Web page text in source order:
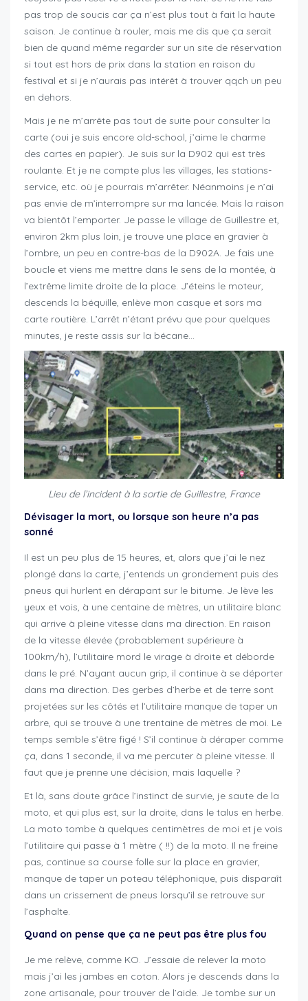
pas trop de soucis car ça n’est plus tout à fait la haute
saison. Je continue à rouler, mais me dis que ça serait
bien de quand même regarder sur un site de réservation
si tout est hors de prix dans la station en raison du
festival et si je n’aurais pas intérêt à trouver qqch un peu
en dehors.
Mais je ne m’arrête pas tout de suite pour consulter la
carte (oui je suis encore old-school, j’aime le charme
des cartes en papier). Je suis sur la D902 qui est très
roulante. Et je ne compte plus les villages, les stations-
service, etc. où je pourrais m’arrêter. Néanmoins je n’ai
pas envie de m’interrompre sur ma lancée. Mais la raison
va bientôt l’emporter. Je passe le village de Guillestre et,
environ 2km plus loin, je trouve une place en gravier à
l’ombre, un peu en contre-bas de la D902A. Je fais une
boucle et viens me mettre dans le sens de la montée, à
l’extrême limite droite de la place. J’éteins le moteur,
descends la béquille, enlève mon casque et sors ma
carte routière. L’arrêt n’étant prévu que pour quelques
minutes, je reste assis sur la bécane…
Lieu de l’incident à la sortie de Guillestre, France
Dévisager la mort, ou lorsque son heure n’a pas
sonné
Il est un peu plus de 15 heures, et, alors que j’ai le nez
plongé dans la carte, j’entends un grondement puis des
pneus qui hurlent en dérapant sur le bitume. Je lève les
yeux et vois, à une centaine de mètres, un utilitaire blanc
qui arrive à pleine vitesse dans ma direction. En raison
de la vitesse élevée (probablement supérieure à
100km/h), l’utilitaire mord le virage à droite et déborde
dans le pré. N’ayant aucun grip, il continue à se déporter
dans ma direction. Des gerbes d’herbe et de terre sont
projetées sur les côtés et l’utilitaire manque de taper un
arbre, qui se trouve à une trentaine de mètres de moi. Le
temps semble s’être figé ! S’il continue à déraper comme
ça, dans 1 seconde, il va me percuter à pleine vitesse. Il
faut que je prenne une décision, mais laquelle ?
Et là, sans doute grâce l’instinct de survie, je saute de la
moto, et qui plus est, sur la droite, dans le talus en herbe.
La moto tombe à quelques centimètres de moi et je vois
l’utilitaire qui passe à 1 mètre ( !!) de la moto. Il ne freine
pas, continue sa course folle sur la place en gravier,
manque de taper un poteau téléphonique, puis disparaît
dans un crissement de pneus lorsqu’il se retrouve sur
l’asphalte.
Quand on pense que ça ne peut pas être plus fou
Je me relève, comme KO. J’essaie de relever la moto
mais j’ai les jambes en coton. Alors je descends dans la
zone artisanale, pour trouver de l’aide. Je tombe sur un